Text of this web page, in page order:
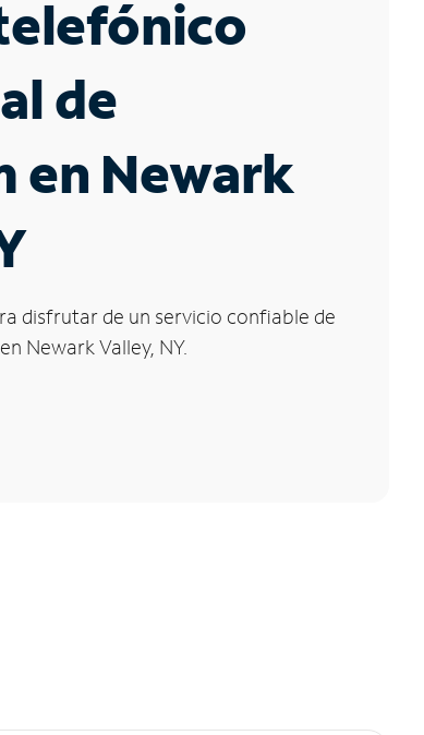
de
en Newark
disfrutar de un servicio confiable de
Newark Valley, NY.